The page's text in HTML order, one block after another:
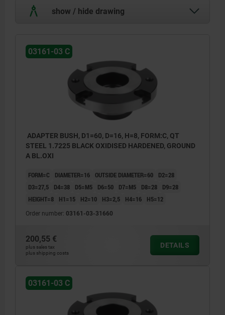
show / hide drawing
03161-03 C
ADAPTER BUSH, D1=60, D=16, H=8, FORM:C, QT
STEEL 1.7225 BLACK OXIDISED HARDENED, GROUND
A BL.OXI
FORM=C DIAMETER=16 OUTSIDE DIAMETER=60
D2=28
D3=27,5
D4=38 D5=M5 D6=50 D7=M5 D8=28
D9=28
HEIGHT=8
H1=15 H2=10 H3=2,5 H4=16 H5=12
Order number: 03161-03-31660
200,55 €
plus sales tax
plus shipping costs
DETAILS
03161-03 C